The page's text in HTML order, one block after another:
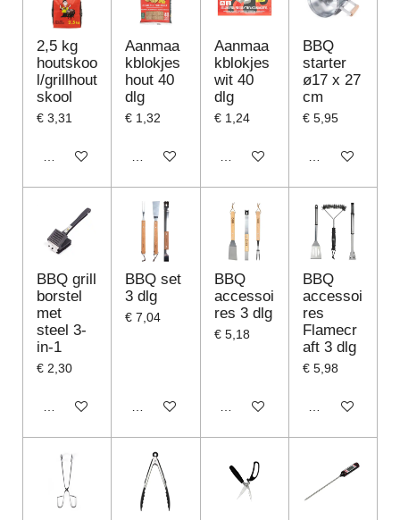
2,5 kg
houtskoo
l/grillhout
skool
€ 3,31
In winkelwagen
Aanmaa
kblokjes
hout 40
dlg
€ 1,32
In winkelwagen
Aanmaa
kblokjes
wit 40
dlg
€ 1,24
In winkelwagen
BBQ
starter
ø17 x 27
cm
€ 5,95
In winkelwagen
BBQ grill
borstel
met
steel 3-
in-1
€ 2,30
In winkelwagen
BBQ set
3 dlg
€ 7,04
In winkelwagen
BBQ
accessoi
res 3 dlg
€ 5,18
In winkelwagen
BBQ
accessoi
res
Flamecr
aft 3 dlg
€ 5,98
In winkelwagen